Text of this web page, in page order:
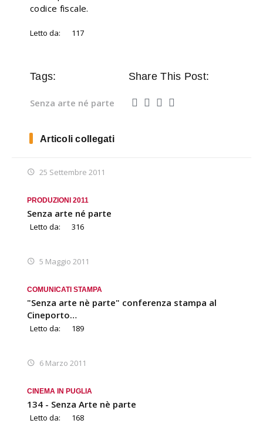
codice fiscale.
Letto da: 117
Tags:
Senza arte né parte
Share This Post:
Articoli collegati
25 Settembre 2011
PRODUZIONI 2011
Senza arte né parte
Letto da: 316
5 Maggio 2011
COMUNICATI STAMPA
"Senza arte nè parte" conferenza stampa al
Cineporto…
Letto da: 189
6 Marzo 2011
CINEMA IN PUGLIA
134 - Senza Arte nè parte
Letto da: 168